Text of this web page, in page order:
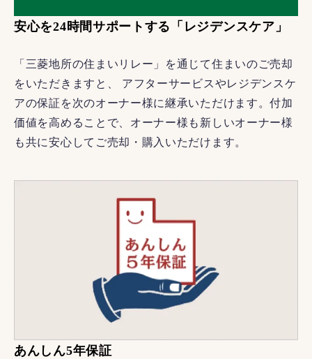
安心を24時間サポートする「レジデンスケア」
「三菱地所の住まいリレー」を通じて住まいのご売却
をいただきますと、 アフターサービスやレジデンスケ
アの保証を次のオーナー様に継承いただけます。付加
価値を高めることで、オーナー様も新しいオーナー様
も共に安心してご売却・購入いただけます。
あんしん5年保証